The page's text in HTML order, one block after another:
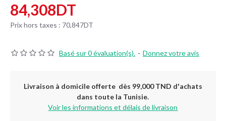
Basé sur 0 évaluation(s). - Donnez votre avis
84,308DT
Prix hors taxes : 70,847DT
Livraison à domicile offerte dès 99,000 TND d'achats
dans toute la Tunisie.
Voir les informations et délais de livraison